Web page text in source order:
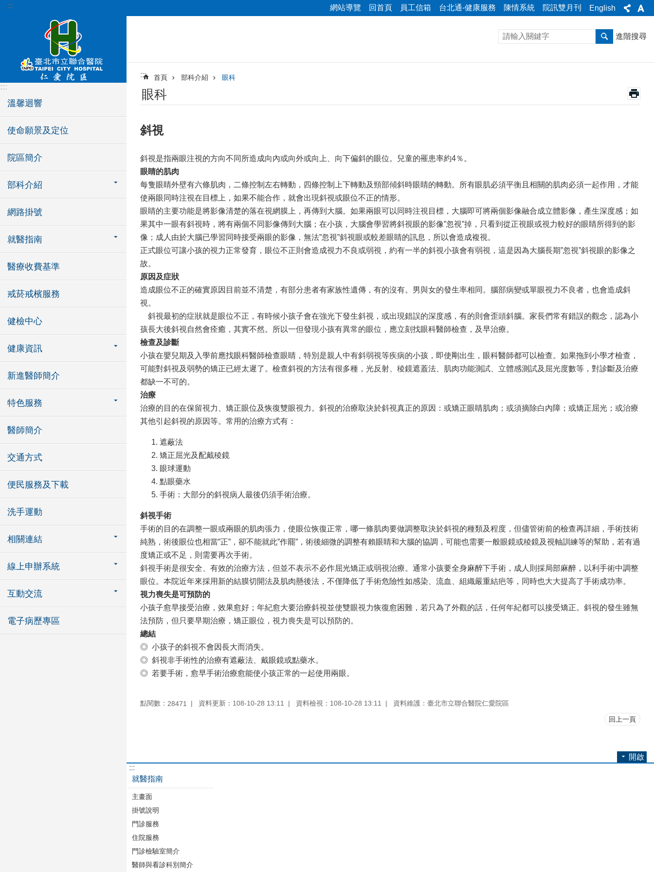
跳到主要內容區塊
::: 網站導覽 回首頁 員工信箱 台北通-健康服務 陳情系統 院訊雙月刊 English
:::
溫馨迴響
使命願景及定位
院區簡介
部科介紹
網路掛號
就醫指南
醫療收費基準
戒菸戒檳服務
健檢中心
健康資訊
新進醫師簡介
特色服務
醫師簡介
交通方式
便民服務及下載
洗手運動
相關連結
線上申辦系統
互動交流
電子病歷專區
進階搜尋
::: 首頁 部科介紹 眼科
眼科
斜視
斜視是指兩眼注視的方向不同所造成向內或向外或向上、向下偏斜的眼位。兒童的罹患率約4％。
眼睛的肌肉
每隻眼睛外壁有六條肌肉，二條控制左右轉動，四條控制上下轉動及頸部傾斜時眼睛的轉動。所有眼肌必須平衡且相關的肌肉必須一起作用，才能
使兩眼同時注視在目標上，如果不能合作，就會出現斜視或眼位不正的情形。
眼睛的主要功能是將影像清楚的落在視網膜上，再傳到大腦。如果兩眼可以同時注視目標，大腦即可將兩個影像融合成立體影像，產生深度感；如
果其中一眼有斜視時，將有兩個不同影像傳到大腦；在小孩，大腦會學習將斜視眼的影像”忽視”掉，只看到從正視眼或視力較好的眼睛所得到的影
像；成人由於大腦已學習同時接受兩眼的影像，無法”忽視”斜視眼或較差眼睛的訊息，所以會造成複視。
正式眼位可讓小孩的視力正常發育，眼位不正則會造成視力不良或弱視，約有一半的斜視小孩會有弱視，這是因為大腦長期”忽視”斜視眼的影像之
故。
原因及症狀
造成眼位不正的確實原因目前並不清楚，有部分患者有家族性遺傳，有的沒有。男與女的發生率相同。腦部病變或單眼視力不良者，也會造成斜
視。
斜視最初的症狀就是眼位不正，有時候小孩子會在強光下發生斜視，或出現錯誤的深度感，有的則會歪頭斜腦。家長們常有錯誤的觀念，認為小
孩長大後斜視自然會痊癒，其實不然。所以一但發現小孩有異常的眼位，應立刻找眼科醫師檢查，及早治療。
檢查及診斷
小孩在嬰兒期及入學前應找眼科醫師檢查眼睛，特別是親人中有斜弱視等疾病的小孩，即使剛出生，眼科醫師都可以檢查。如果拖到小學才檢查，
可能對斜視及弱勢的矯正已經太遲了。檢查斜視的方法有很多種，光反射、稜鏡遮蓋法、肌肉功能測試、立體感測試及屈光度數等，對診斷及治療
都缺一不可的。
治療
治療的目的在保留視力、矯正眼位及恢復雙眼視力。斜視的治療取決於斜視真正的原因：或矯正眼睛肌肉；或須摘除白內障；或矯正屈光；或治療
其他引起斜視的原因等。常用的治療方式有：
遮蔽法
矯正屈光及配戴稜鏡
眼球運動
點眼藥水
手術：大部分的斜視病人最後仍須手術治療。
斜視手術
手術的目的在調整一眼或兩眼的肌肉張力，使眼位恢復正常，哪一條肌肉要做調整取決於斜視的種類及程度，但儘管術前的檢查再詳細，手術技術
純熟，術後眼位也相當”正”，卻不能就此”作罷”，術後細微的調整有賴眼睛和大腦的協調，可能也需要一般眼鏡或稜鏡及視軸訓練等的幫助，若有過
度矯正或不足，則需要再次手術。
斜視手術是很安全、有效的治療方法，但並不表示不必作屈光矯正或弱視治療。通常小孩要全身麻醉下手術，成人則採局部麻醉，以利手術中調整
眼位。本院近年來採用新的結膜切開法及肌肉懸後法，不僅降低了手術危險性如感染、流血、組織嚴重結疤等，同時也大大提高了手術成功率。
視力喪失是可預防的
小孩子愈早接受治療，效果愈好；年紀愈大要治療斜視並使雙眼視力恢復愈困難，若只為了外觀的話，任何年紀都可以接受矯正。斜視的發生雖無
法預防，但只要早期治療，矯正眼位，視力喪失是可以預防的。
總結
◎ 小孩子的斜視不會因長大而消失。
◎ 斜視非手術性的治療有遮蔽法、戴眼鏡或點藥水。
◎ 若要手術，愈早手術治療愈能使小孩正常的一起使用兩眼。
點閱數： 28471 資料更新：108-10-28 13:11 資料檢視：108-10-28 13:11 資料維護：臺北市立聯合醫院仁愛院區
回上一頁
開啟
:::
就醫指南
主畫面
掛號說明
門診服務
住院服務
門診檢驗室簡介
醫師與看診科別簡介